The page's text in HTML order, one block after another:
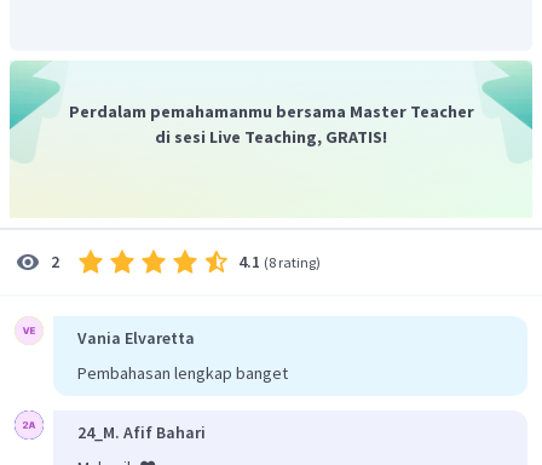
b. Perbandingan koefisien masing-masing zat
Perdalam pemahamanmu bersama Master Teacher
di sesi Live Teaching, GRATIS!
2 4.1 (8 rating)
Vania Elvaretta
Pembahasan lengkap banget
24_M. Afif Bahari